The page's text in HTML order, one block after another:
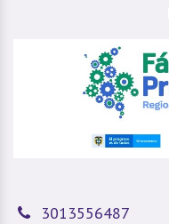
3013556487